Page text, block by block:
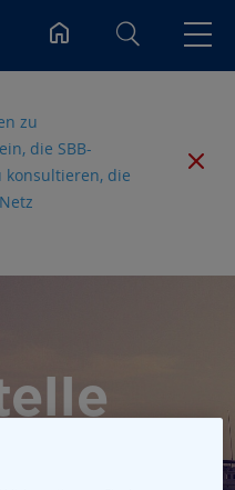
zu
die SBB-
konsultieren, die